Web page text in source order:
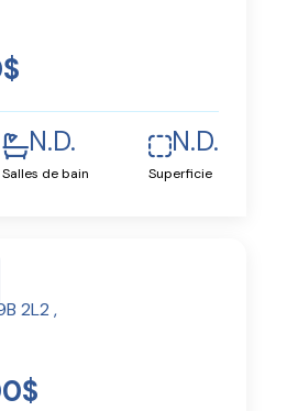
N.D.
Salles de bain
N.D.
Superficie
2L2 ,